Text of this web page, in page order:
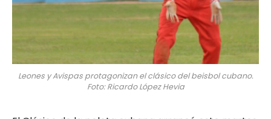
Leones y Avispas protagonizan el clásico del beisbol cubano.
Foto: Ricardo López Hevia